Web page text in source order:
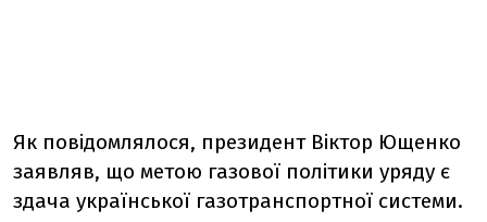
Як повідомлялося, президент Віктор Ющенко
заявляв, що метою газової політики уряду є
здача української газотранспортної системи.